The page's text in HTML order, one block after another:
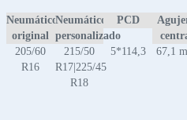
Neumático
original
Neumático
personalizado
PCD
205/60
R16
215/50
R17|225/45
R18
5*114,3 67,1